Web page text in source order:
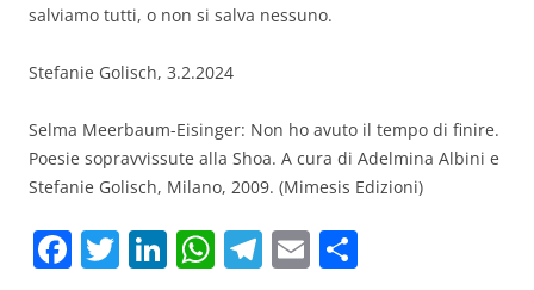
salviamo tutti, o non si salva nessuno.
Stefanie Golisch, 3.2.2024
Selma Meerbaum-Eisinger: Non ho avuto il tempo di finire.
Poesie sopravvissute alla Shoa. A cura di Adelmina Albini e
Stefanie Golisch, Milano, 2009. (Mimesis Edizioni)
F T Li W T E